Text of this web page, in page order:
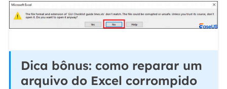
Dica bônus: como reparar um
arquivo do Excel corrompido